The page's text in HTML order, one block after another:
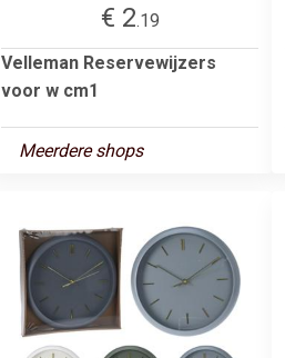
€ 2.19
Velleman Reservewijzers
voor w cm1
Meerdere shops